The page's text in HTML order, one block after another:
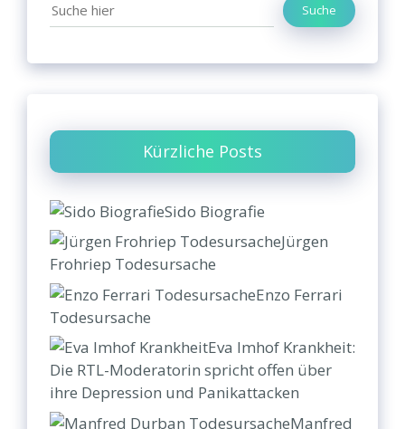
Suche
Kürzliche Posts
Sido Biografie
Jürgen
Frohriep Todesursache
Enzo Ferrari
Todesursache
Eva Imhof Krankheit:
Die RTL-Moderatorin spricht offen über
ihre Depression und Panikattacken
Manfred